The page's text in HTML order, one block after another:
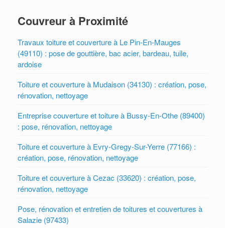
Couvreur à Proximité
Travaux toiture et couverture à Le Pin-En-Mauges
(49110) : pose de gouttière, bac acier, bardeau, tuile,
ardoise
Toiture et couverture à Mudaison (34130) : création, pose,
rénovation, nettoyage
Entreprise couverture et toiture à Bussy-En-Othe (89400)
: pose, rénovation, nettoyage
Toiture et couverture à Evry-Gregy-Sur-Yerre (77166) :
création, pose, rénovation, nettoyage
Toiture et couverture à Cezac (33620) : création, pose,
rénovation, nettoyage
Pose, rénovation et entretien de toitures et couvertures à
Salazie (97433)